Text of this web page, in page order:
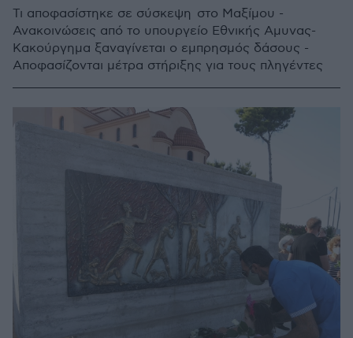
Τι αποφασίστηκε σε σύσκεψη στο Μαξίμου -
Ανακοινώσεις από το υπουργείο Εθνικής Αμυνας-
Κακούργημα ξαναγίνεται ο εμπρησμός δάσους -
Αποφασίζονται μέτρα στήριξης για τους πληγέντες